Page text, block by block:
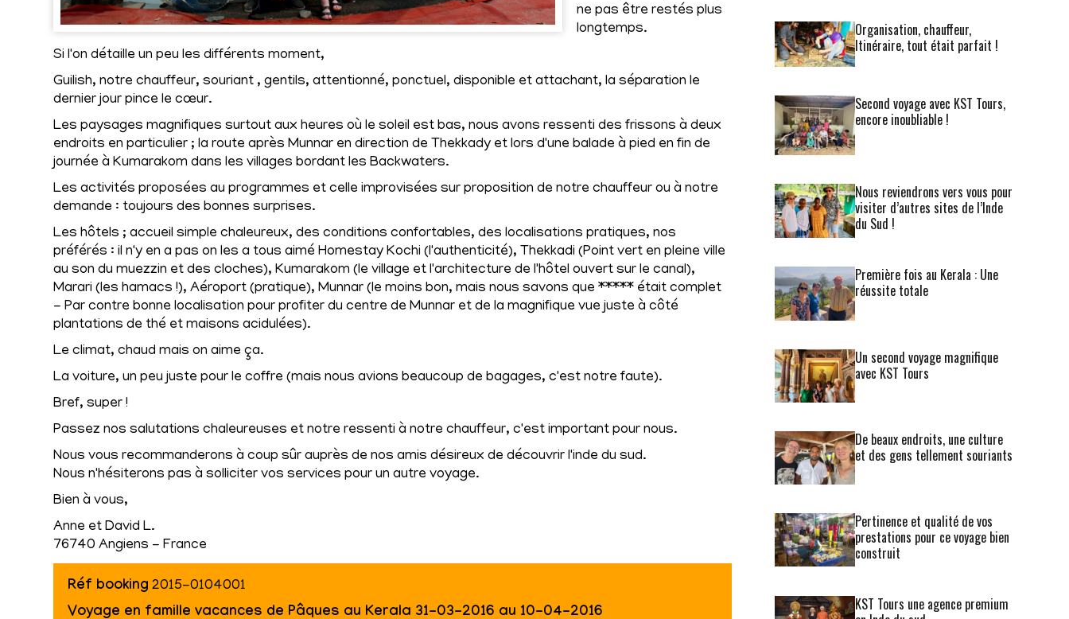
ne pas être restés plus
longtemps.
Si l'on détaille un peu les différents moment,
Guilish, notre chauffeur, souriant , gentils, attentionné, ponctuel, disponible et attachant, la séparation le
dernier jour pince le cœur.
Les paysages magnifiques surtout aux heures où le soleil est bas, nous avons ressenti des frissons à deux
endroits en particulier ; la route après Munnar en direction de Thekkady et lors d'une balade à pied en fin de
journée à Kumarakom dans les villages bordant les Backwaters.
Les activités proposées au programmes et celle improvisées sur proposition de notre chauffeur ou à notre
demande : toujours des bonnes surprises.
Les hôtels ; accueil simple chaleureux, des conditions confortables, des localisations pratiques, nos
préférés : il n'y en a pas on les a tous aimé Homestay Kochi (l'authenticité), Thekkadi (Point vert en pleine ville
au son du muezzin et des cloches), Kumarakom (le village et l'architecture de l'hôtel ouvert sur le canal),
Marari (les hamacs !), Aéroport (pratique), Munnar (le moins bon, mais nous savons que ***** était complet
- Par contre bonne localisation pour profiter du centre de Munnar et de la magnifique vue juste à côté
plantations de thé et maisons acidulées).
Le climat, chaud mais on aime ça.
La voiture, un peu juste pour le coffre (mais nous avions beaucoup de bagages, c'est notre faute).
Bref, super !
Passez nos salutations chaleureuses et notre ressenti à notre chauffeur, c'est important pour nous.
Nous vous recommanderons à coup sûr auprès de nos amis désireux de découvrir l'inde du sud.
Nous n'hésiterons pas à solliciter vos services pour un autre voyage.
Bien à vous,
Anne et David L.
76740 Angiens - France
Réf booking 2015-0104001
Voyage en famille vacances de Pâques au Kerala 31-03-2016 au 10-04-2016
Organisation, chauffeur,
Itinéraire, tout était parfait !
Second voyage avec KST Tours,
encore inoubliable !
Nous reviendrons vers vous pour
visiter d’autres sites de l’Inde
du Sud !
Première fois au Kerala : Une
réussite totale
Un second voyage magnifique
avec KST Tours
De beaux endroits, une culture
et des gens tellement souriants
Pertinence et qualité de vos
prestations pour ce voyage bien
construit
KST Tours une agence premium